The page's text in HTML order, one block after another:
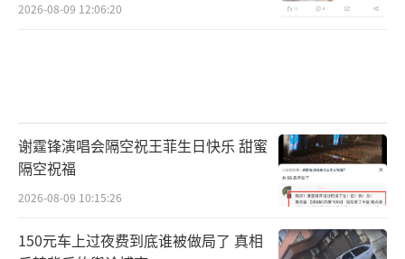
2026-08-09 12:06:20
谢霆锋演唱会隔空祝王菲生日快乐 甜蜜
隔空祝福
2026-08-09 10:15:26
150元车上过夜费到底谁被做局了 真相